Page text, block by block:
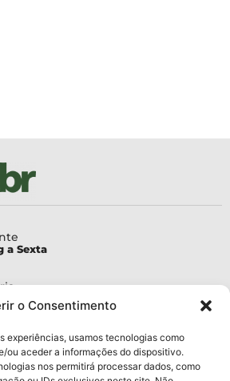
o Consentimento
experiências, usamos tecnologias como
ou aceder a informações do dispositivo.
nos permitirá processar dados, como
a Sexta
à Pesquisa
à Inovação